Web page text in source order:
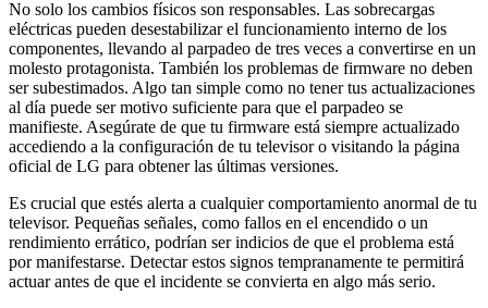
No solo los cambios físicos son responsables. Las sobrecargas
eléctricas pueden desestabilizar el funcionamiento interno de los
componentes, llevando al parpadeo de tres veces a convertirse en un
molesto protagonista. También los problemas de firmware no deben
ser subestimados. Algo tan simple como no tener tus actualizaciones
al día puede ser motivo suficiente para que el parpadeo se
manifieste. Asegúrate de que tu firmware está siempre actualizado
accediendo a la configuración de tu televisor o visitando la página
oficial de LG para obtener las últimas versiones.
Es crucial que estés alerta a cualquier comportamiento anormal de tu
televisor. Pequeñas señales, como fallos en el encendido o un
rendimiento errático, podrían ser indicios de que el problema está
por manifestarse. Detectar estos signos tempranamente te permitirá
actuar antes de que el incidente se convierta en algo más serio.